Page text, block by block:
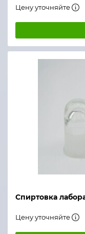
Цену уточняйте
Спиртовка
Цену уточняйте